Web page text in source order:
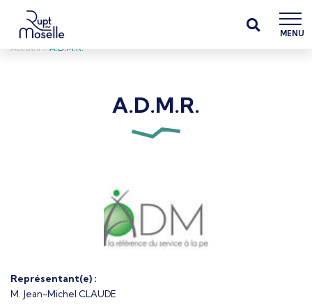
MENU
Accueil > A.D.M.R.
A.D.M.R.
Représentant(e) :
M. Jean-Michel CLAUDE